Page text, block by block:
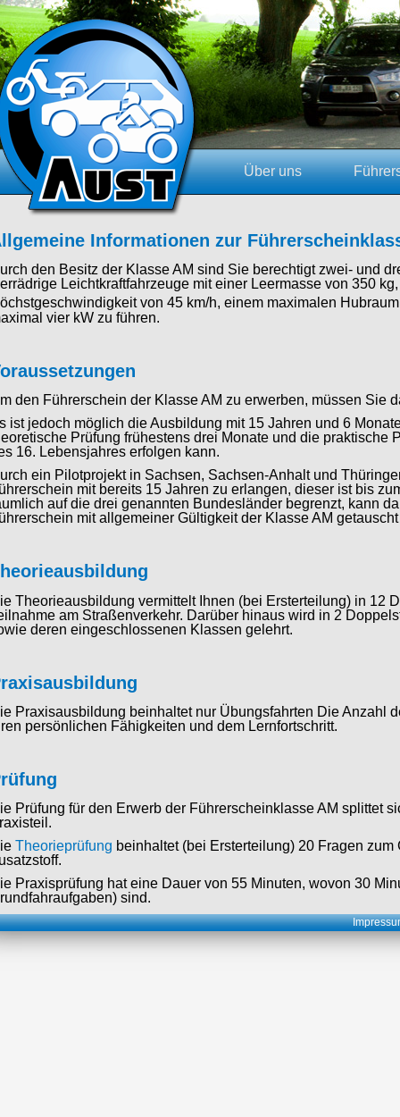
Über uns
Informationen zur
den Besitz der Klasse AM sind Sie berechtigt zwei- und
Leichtkraftfahrzeuge mit einer Leermasse von 350
von 45 km/h, einem maximalen
vier kW zu führen.
den Führerschein der Klasse AM zu erwerben, müssen Sie
ist jedoch möglich die Ausbildung mit 15 Jahren und 6
Prüfung frühestens drei Monate und die praktische
16. Lebensjahres erfolgen kann.
ein Pilotprojekt in Sachsen, Sachsen-Anhalt und
mit bereits 15 Jahren zu erlangen, dieser ist bis
auf die drei genannten Bundesländer begrenzt, kann
mit allgemeiner Gültigkeit der Klasse AM
Theorieausbildung vermittelt Ihnen (bei Ersterteilung) in 12
am Straßenverkehr. Darüber hinaus wird in 2
deren eingeschlossenen Klassen gelehrt.
Praxisausbildung beinhaltet nur Übungsfahrten Die Anzahl
persönlichen Fähigkeiten und dem Lernfortschritt.
Prüfung für den Erwerb der Führerscheinklasse AM splittet
Theorieprüfung beinhaltet (bei Ersterteilung) 20 Fragen
Praxisprüfung hat eine Dauer von 55 Minuten, wovon 30
sind.